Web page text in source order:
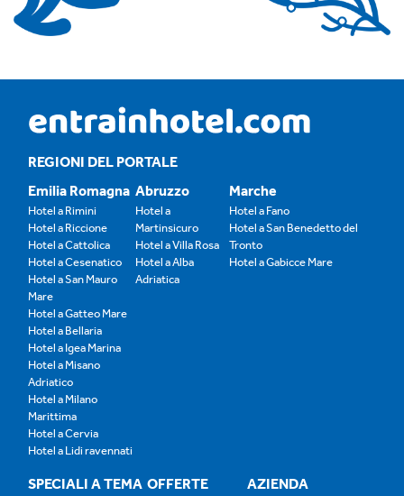
REGIONI DEL PORTALE
Emilia Romagna
Hotel a Rimini
Hotel a Riccione
Hotel a Cattolica
Hotel a Cesenatico
Hotel a San Mauro
Mare
Hotel a Gatteo Mare
Hotel a Bellaria
Hotel a Igea Marina
Hotel a Misano
Adriatico
Hotel a Milano
Marittima
Hotel a Cervia
Hotel a Lidi ravennati
Abruzzo
Hotel a
Martinsicuro
Hotel a Villa Rosa
Hotel a Alba
Adriatica
Marche
Hotel a Fano
Hotel a San Benedetto del
Tronto
Hotel a Gabicce Mare
SPECIALI A TEMA OFFERTE AZIENDA